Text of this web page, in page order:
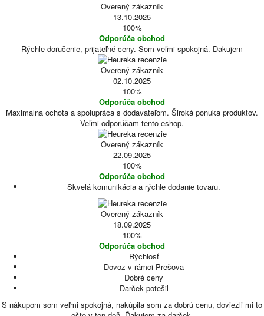
Overený zákazník
13.10.2025
100%
Odporúča obchod
Rýchle doručenie, prijateľné ceny. Som veľmi spokojná. Ďakujem
Overený zákazník
02.10.2025
100%
Odporúča obchod
Maximalna ochota a spolupráca s dodavateľom. Široká ponuka produktov.
Veľmi odporúčam tento eshop.
Overený zákazník
22.09.2025
100%
Odporúča obchod
Skvelá komunikácia a rýchle dodanie tovaru.
Overený zákazník
18.09.2025
100%
Odporúča obchod
Rýchlosť
Dovoz v rámci Prešova
Dobré ceny
Darček potešil
S nákupom som veľmi spokojná, nakúpila som za dobrú cenu, doviezli mi to